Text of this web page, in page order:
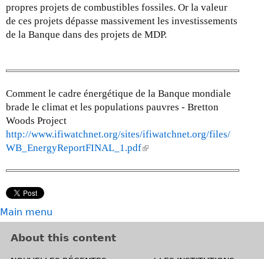
propres projets de combustibles fossiles. Or la valeur
de ces projets dépasse massivement les investissements
de la Banque dans des projets de MDP.
Comment le cadre énergétique de la Banque mondiale
brade le climat et les populations pauvres - Bretton
Woods Project
http://www.ifiwatchnet.org/sites/ifiwatchnet.org/files/
WB_EnergyReportFINAL_1.pdf(
i
Main menu
About this content